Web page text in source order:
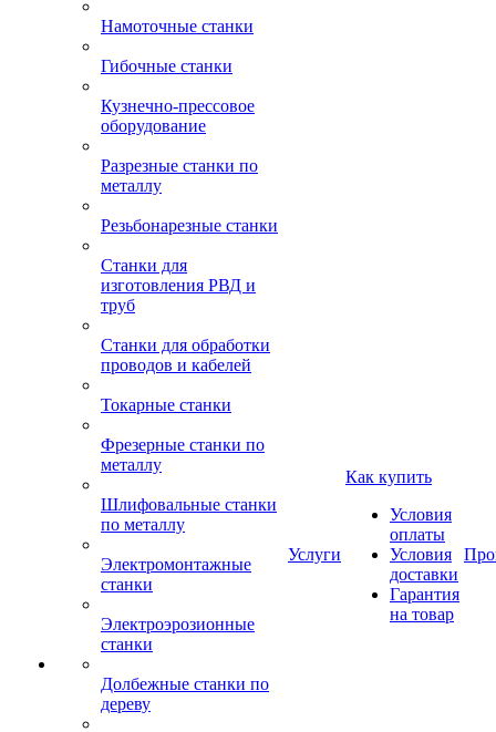
Намоточные станки
Гибочные станки
Кузнечно-прессовое
оборудование
Разрезные станки по
металлу
Резьбонарезные станки
Станки для
изготовления РВД и
труб
Станки для обработки
проводов и кабелей
Токарные станки
Фрезерные станки по
металлу
Шлифовальные станки
по металлу
Электромонтажные
станки
Электроэрозионные
станки
Долбежные станки по
дереву
Услуги
Как купить
Условия
оплаты
Условия
доставки
Гарантия
на товар